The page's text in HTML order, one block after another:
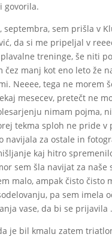
govorila.
septembra, sem prišla v
da si me pripeljal v
treninge, še niti
čez manj kot eno leto že
Neeee, tega ne morem
mesecev, pretečt ne
nimam pojma,
tekma sploh ne pride v
navijala za ostale in
kaj hitro
sem šla navijat za naše
malo, ampak čisto čisto
pa sem imela
vase, da bi se prijavila
je bil kmalu zatem